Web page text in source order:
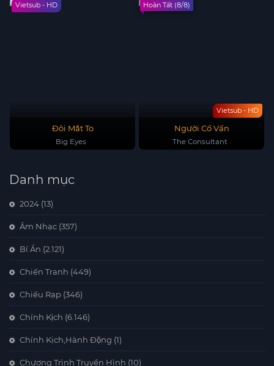
Vietsub - HD
Đôi Mắt To
Big Eyes
Vietsub - HD
Hoàn Tất (8/8)
Người Cố Vấn
The Consultant
Danh mục
2024 (13)
Âm Nhạc (357)
Bí Ẩn (2.121)
Chiến Tranh (449)
Chiếu Rạp (346)
Chính Kịch (6.146)
Chính Kịch,Hành Động (1)
Chương Trình Truyền Hình (10)